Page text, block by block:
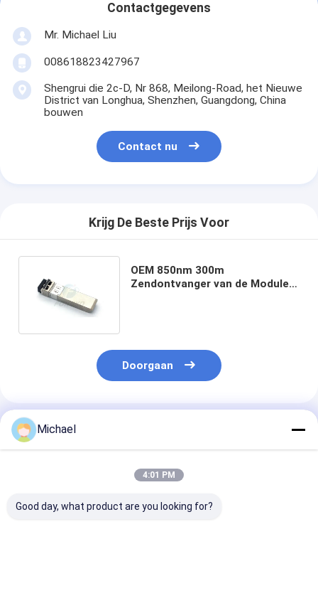
Contactgegevens
Mr. Michael Liu
008618823427967
Shengrui die 2c-D, Nr 868, Meilong-Road, het Nieuwe
District van Longhua, Shenzhen, Guangdong, China
bouwen
Contact nu
Krijg De Beste Prijs Voor
OEM 850nm 300m
Zendontvanger van de Module
Doorgaan
Geadviseerde Producten
Michael
4:01 PM
Good day, what product are you looking for?